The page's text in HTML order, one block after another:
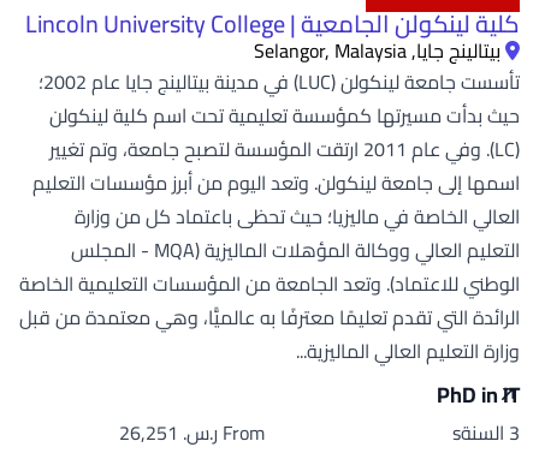
كلية لينكولن الجامعية | Lincoln University College
بيتالينج جايا, Selangor, Malaysia
تأسست جامعة لينكولن (LUC) في مدينة بيتالينج جايا عام 2002؛
حيث بدأت مسيرتها كمؤسسة تعليمية تحت اسم كلية لينكولن
(LC). وفي عام 2011 ارتقت المؤسسة لتصبح جامعة، وتم تغيير
اسمها إلى جامعة لينكولن. وتعد اليوم من أبرز مؤسسات التعليم
العالي الخاصة في ماليزيا؛ حيث تحظى باعتماد كل من وزارة
التعليم العالي ووكالة المؤهلات الماليزية (MQA - المجلس
الوطني للاعتماد). وتعد الجامعة من المؤسسات التعليمية الخاصة
الرائدة التي تقدم تعليمًا معترفًا به عالميًّا، وهي معتمدة من قبل
وزارة التعليم العالي الماليزية...
PhD in IT
3 السنةs From ر.س.‏ 26,251